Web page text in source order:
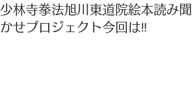
少林寺拳法旭川東道院絵本読み聞
かせプロジェクト今回は‼️